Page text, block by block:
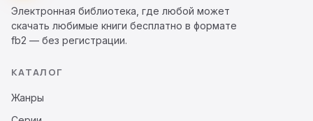
Электронная библиотека, где любой может
скачать любимые книги бесплатно в формате
fb2 — без регистрации.
КАТАЛОГ
Жанры